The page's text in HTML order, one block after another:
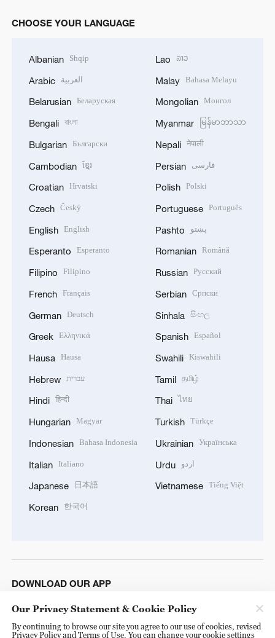
CHOOSE YOUR LANGUAGE
Albanian Shqip
Arabic العربية
Belarusian Беларуская
Bengali বাংলা
Bulgarian Български
Cambodian ខ្មែរ
Croatian Hrvatski
Czech Český
English English
Esperanto Esperanto
Filipino Filipino
French Français
German Deutsch
Greek Ελληνικά
Hausa Hausa
Hebrew עברית
Hindi हिन्दी
Hungarian Magyar
Indonesian Bahasa Indonesia
Italian Italiano
Japanese 日本語
Korean 한국어
Lao ລາວ
Malay Bahasa Melayu
Mongolian Монгол
Myanmar မြန်မာဘာသာ
Nepali नेपाली
Persian فارسی
Polish Polski
Portuguese Português
Pashto پښتو
Romanian Română
Russian Русский
Serbian Српски
Sinhala සිංහල
Spanish Español
Swahili Kiswahili
Tamil தமிழ்
Thai ไทย
Turkish Türkçe
Ukrainian Українська
Urdu اردو
Vietnamese Tiếng Việt
DOWNLOAD OUR APP
Our Privacy Statement & Cookie Policy
By continuing to browse our site you agree to our use of cookies, revised
Privacy Policy and Terms of Use. You can change your cookie settings